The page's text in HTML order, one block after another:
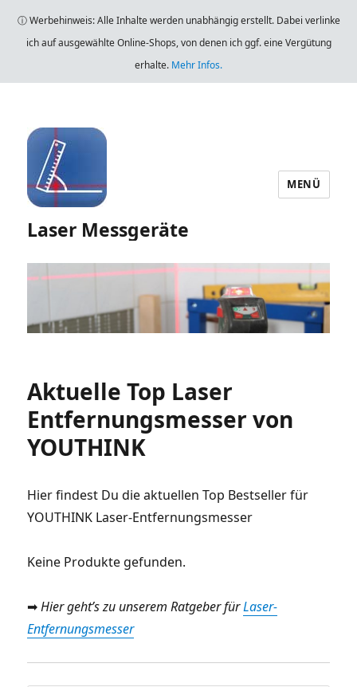
ⓘ Werbehinweis: Alle Inhalte werden unabhängig erstellt. Dabei verlinke
ich auf ausgewählte Online-Shops, von denen ich ggf. eine Vergütung
erhalte. Mehr Infos.
Laser Messgeräte
MENÜ
Aktuelle Top Laser
Entfernungsmesser von
YOUTHINK
Hier findest Du die aktuellen Top Bestseller für
YOUTHINK Laser-Entfernungsmesser
Keine Produkte gefunden.
➡ Hier geht’s zu unserem Ratgeber fürLaser-
Entfernungsmesser